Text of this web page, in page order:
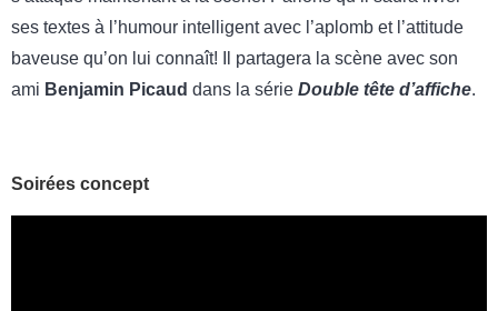
ses textes à l’humour intelligent avec l’aplomb et l’attitude
baveuse qu’on lui connaît! Il partagera la scène avec son
ami Benjamin Picaud dans la série Double tête d’affiche.
Soirées concept